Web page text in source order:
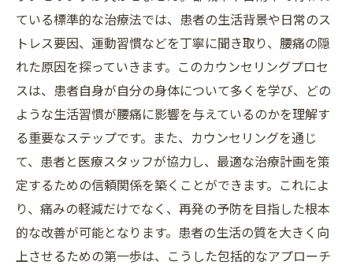
ている標準的な治療法では、患者の生活背景や日常のス
トレス要因、運動習慣などを丁寧に聞き取り、腰痛の隠
れた原因を探っていきます。このカウンセリングプロセ
スは、患者自身が自分の身体について多くを学び、どの
ような生活習慣が腰痛に影響を与えているのかを理解す
る重要なステップです。また、カウンセリングを通じ
て、患者と医療スタッフが協力し、最適な治療計画を策
定するための信頼関係を築くことができます。これによ
り、痛みの軽減だけでなく、再発の予防を目指した根本
的な改善が可能となります。患者の生活の質を大きく向
上させるための第一歩は、こうした包括的なアプローチ